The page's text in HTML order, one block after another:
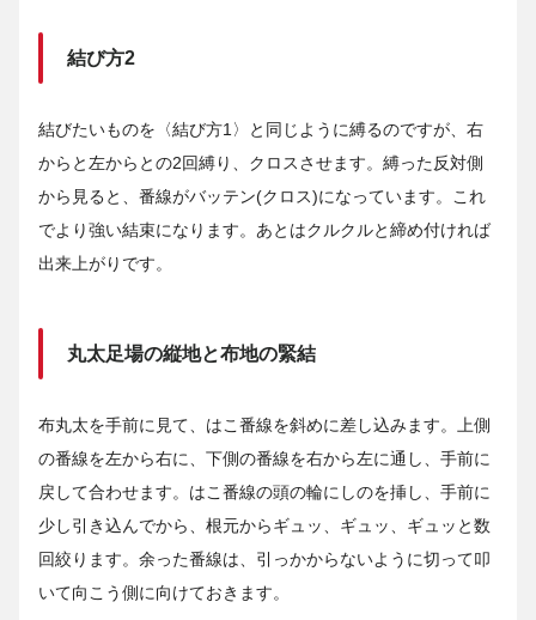
結び方2
結びたいものを〈結び方1〉と同じように縛るのですが、右
からと左からとの2回縛り、クロスさせます。縛った反対側
から見ると、番線がバッテン(クロス)になっています。これ
でより強い結束になります。あとはクルクルと締め付ければ
出来上がりです。
丸太足場の縦地と布地の緊結
布丸太を手前に見て、はこ番線を斜めに差し込みます。上側
の番線を左から右に、下側の番線を右から左に通し、手前に
戻して合わせます。はこ番線の頭の輪にしのを挿し、手前に
少し引き込んでから、根元からギュッ、ギュッ、ギュッと数
回絞ります。余った番線は、引っかからないように切って叩
いて向こう側に向けておきます。